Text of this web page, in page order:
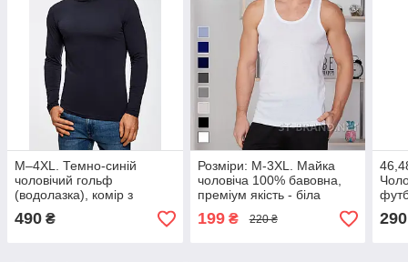
M–4XL. Темно-синій
чоловічий гольф
(водолазка), комір з
відворотом / Туреччина,
трикотаж
490 ₴
Розміри: M-3XL. Майка
чоловіча 100% бавовна,
преміум якість - біла
199₴ 220 ₴ 290